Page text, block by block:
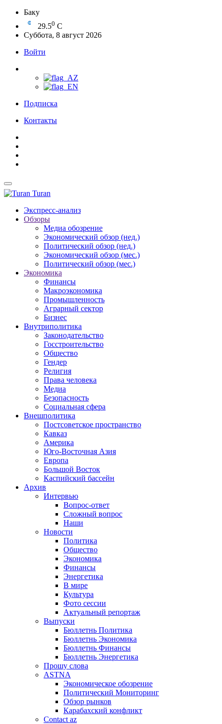
Баку
29.50 C
Суббота, 8 август 2026
Войти
Подписка
Контакты
Turan
Экспресс-анализ
Обзоры
Медиа обозрение
Экономический обзор (нед.)
Политический обзор (нед.)
Экономический обзор (мес.)
Политический обзор (мес.)
Экономика
Финансы
Макроэкономика
Промышленность
Аграрный сектор
Бизнес
Внутриполитика
Законодательство
Госстроительство
Общество
Гендер
Религия
Права человека
Медиа
Безопасность
Социальная сфера
Внешполитика
Постсоветское пространство
Кавказ
Америка
Юго-Восточная Азия
Европа
Большой Восток
Каспийский бассейн
Архив
Интервью
Вопрос-ответ
Сложный вопрос
Наши
Новости
Политика
Общество
Экономика
Финансы
Энергетика
В мире
Культура
Фото сессии
Актуальный репортаж
Выпуски
Бюллетнь Политика
Бюллетнь Экономика
Бюллетнь Финансы
Бюллетнь Энергетика
Прошу слова
ASTNA
Экономическое обозрение
Политический Мониторинг
Обзор рынков
Карабахский конфликт
Contact az